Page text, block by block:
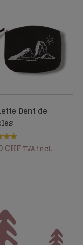
Dent de
CHF TVA incl.